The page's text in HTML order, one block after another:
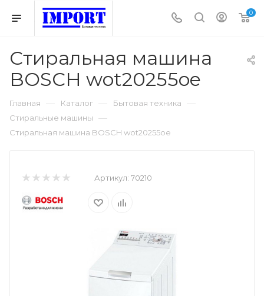
0
Стиральная машина
BOSCH wot20255oe
Главная — Каталог — Бытовая техника —
Стиральные машины —
Стиральная машина BOSCH wot20255oe
Артикул: 70210